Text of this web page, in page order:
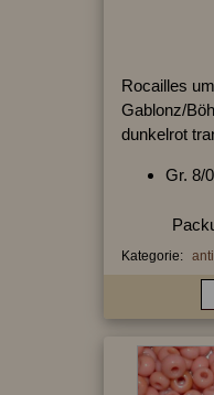
Rocailles
Gablonz/
dunkelrot
Gr. 8/
Kategorie: